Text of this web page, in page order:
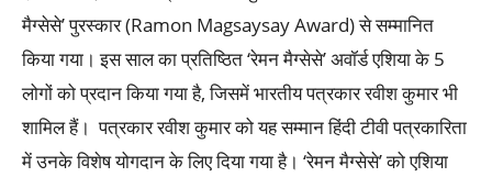
मैग्सेसे’ पुरस्कार (Ramon Magsaysay Award) से सम्मानित
किया गया। इस साल का प्रतिष्ठित ‘रेमन मैग्सेसे’ अवॉर्ड एशिया के 5
लोगों को प्रदान किया गया है, जिसमें भारतीय पत्रकार रवीश कुमार भी
शामिल हैं। पत्रकार रवीश कुमार को यह सम्मान हिंदी टीवी पत्रकारिता
में उनके विशेष योगदान के लिए दिया गया है। ‘रेमन मैग्सेसे’ को एशिया